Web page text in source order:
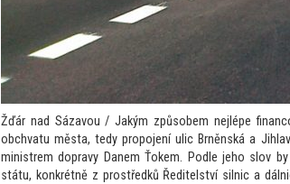
Žďár nad Sázavou / Jakým způsobem nejlépe
obchvatu města, tedy propojení ulic Brněnská a
ministrem dopravy Danem Ťokem. Podle jeho slov
státu, konkrétně z prostředků Ředitelství silnic a